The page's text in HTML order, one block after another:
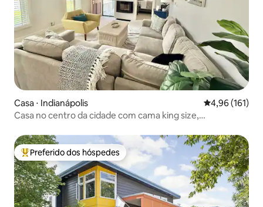
Casa ⋅ Indianápolis 4,96 de uma
4,96 (161)
Casa no centro da cidade com cama king size,
Entre os melhores preferidos dos hóspedes
Preferido dos hóspedes